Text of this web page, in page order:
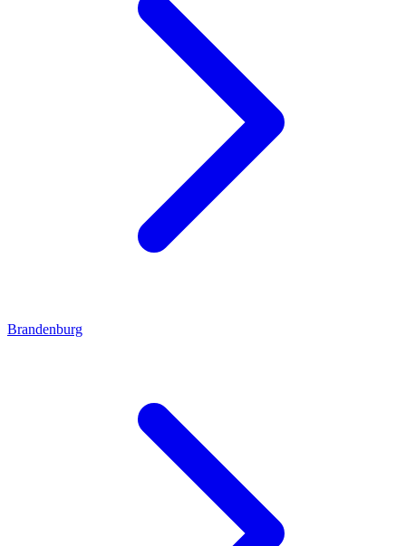
Brandenburg